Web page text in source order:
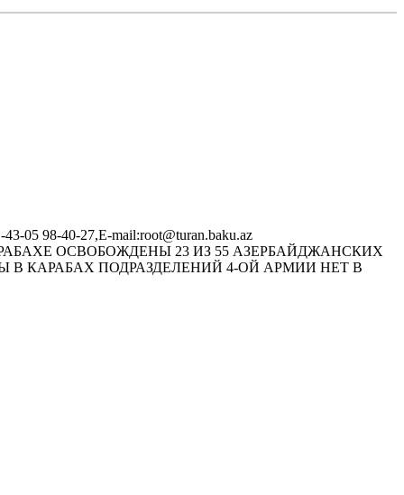
05 98-40-27,E-mail:root@turan.baku.az
ОСВОБОЖДЕНЫ 23 ИЗ 55 АЗЕРБАЙДЖАНСКИХ
КАРАБАХ ПОДРАЗДЕЛЕНИЙ 4-ОЙ АРМИИ НЕТ В